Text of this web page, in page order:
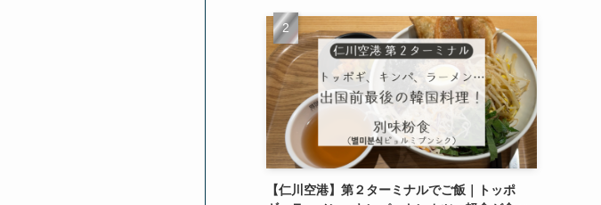
【仁川空港】第２ターミナルでご飯｜トッポ